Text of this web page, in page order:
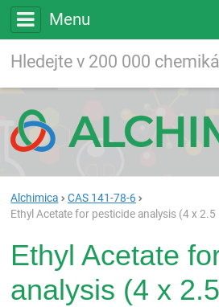
Menu
Vyhledávání
Alchimica
CAS 141-78-6
Ethyl Acetate for pesticide analysis (4 x 2.5
Ethyl Acetate
analysis (4 x